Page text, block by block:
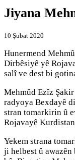
Jiyana
10 Şubat 2020
Hunermend
Dirbêsiyê yê
salî ve dest bi
Mehmûd Ezîz
radyoya Bexdayê
stran tomarkirin û
Rojavayê
Yekem strana
ji helbest û